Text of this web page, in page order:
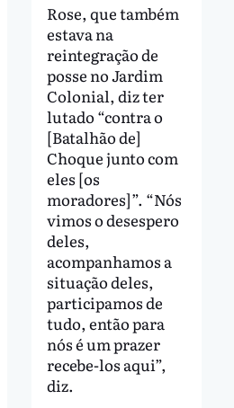
Rose, que também
estava na
reintegração de
posse no Jardim
Colonial, diz ter
lutado “contra o
[Batalhão de]
Choque junto com
eles [os
moradores]”. “Nós
vimos o desespero
deles,
acompanhamos a
situação deles,
participamos de
tudo, então para
nós é um prazer
recebe-los aqui”,
diz.